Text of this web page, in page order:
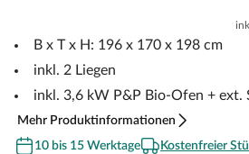
B x T x H: 196 x 170 x 198 cm
inkl. 2 Liegen
inkl. 3,6 kW P&P Bio-Ofen + ext.
Mehr Produktinformationen
10 bis 15 Werktage
Kostenfreier